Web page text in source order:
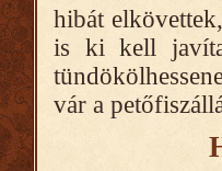
hibát
is ki kell
vár a